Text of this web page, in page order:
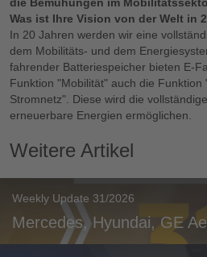
die Bemühungen im
Was ist Ihre Vision von der Welt in
In 20 Jahren werden wir eine
dem Mobilitäts- und dem
fahrender Batteriespeicher bieten E-
Funktion "Mobilität" auch die Funktion
Stromnetz". Diese wird die
erneuerbare Energien ermöglichen.
Weitere Artikel
Weekly Update 31/2026
Mercedes, Hyundai, GE